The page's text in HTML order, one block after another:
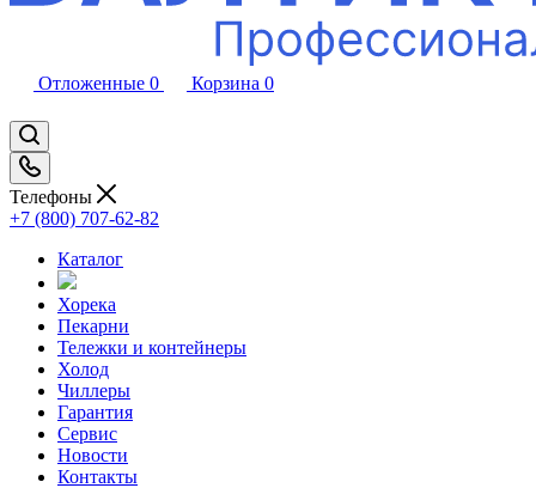
Отложенные 0 Корзина 0
Телефоны
+7 (800) 707-62-82
Каталог
Хорека
Пекарни
Тележки и контейнеры
Холод
Чиллеры
Гарантия
Сервис
Новости
Контакты